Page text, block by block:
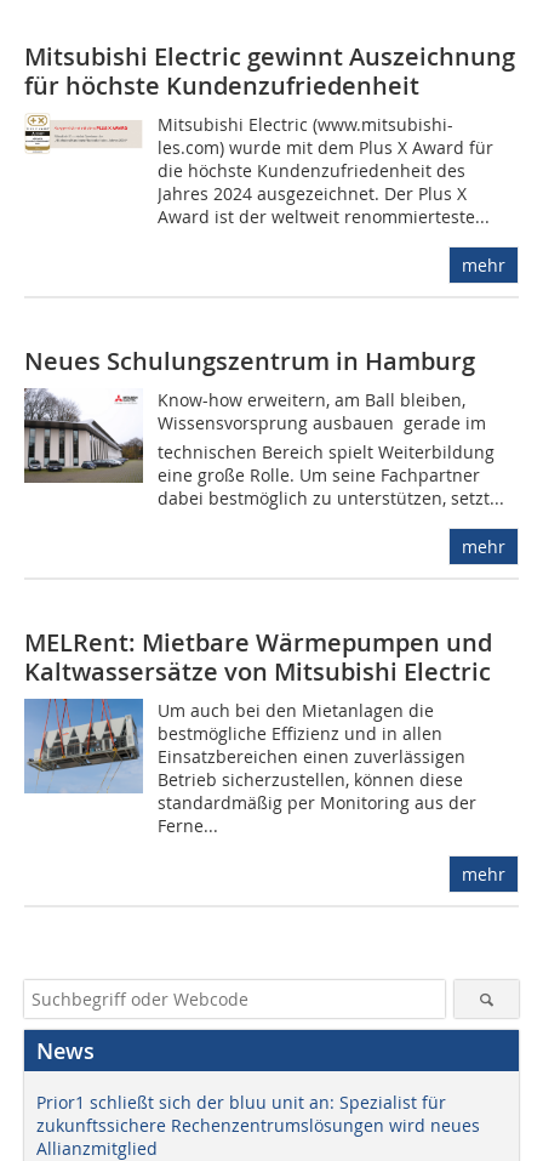
Mitsubishi Electric gewinnt Auszeichnung
für höchste Kundenzufriedenheit
Mitsubishi Electric (www.mitsubishi-
les.com) wurde mit dem Plus X Award für
die höchste Kundenzufriedenheit des
Jahres 2024 ausgezeichnet. Der Plus X
Award ist der weltweit renommierteste...
mehr
Neues Schulungszentrum in Hamburg
Know-how erweitern, am Ball bleiben,
Wissensvorsprung ausbauen  gerade im
technischen Bereich spielt Weiterbildung
eine große Rolle. Um seine Fachpartner
dabei bestmöglich zu unterstützen, setzt...
mehr
MELRent: Mietbare Wärmepumpen und
Kaltwassersätze von Mitsubishi Electric
Um auch bei den Mietanlagen die
bestmögliche Effizienz und in allen
Einsatzbereichen einen zuverlässigen
Betrieb sicherzustellen, können diese
standardmäßig per Monitoring aus der
Ferne...
mehr
News
Prior1 schließt sich der bluu unit an: Spezialist für
zukunftssichere Rechenzentrumslösungen wird neues
Allianzmitglied